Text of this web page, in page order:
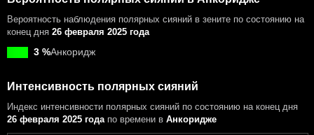
Вероятность наблюдения полярных сияний в зените по состоянию на
конец дня 26 февраля 2025 года
3 %Анкоридж
Интенсивность полярных сияний
Индекс интенсивности полярных сияний по состоянию на конец дня
26 февраля 2025 годапо времени в Анкоридже